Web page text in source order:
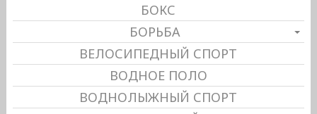
БОКС
БОРЬБА
ВЕЛОСИПЕДНЫЙ СПОРТ
ВОДНОЕ ПОЛО
ВОДНОЛЫЖНЫЙ СПОРТ